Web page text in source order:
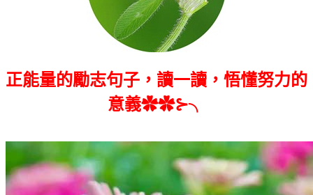
正能量的勵志句子，讀一讀，悟懂努力的
意義✿✿⊱╮